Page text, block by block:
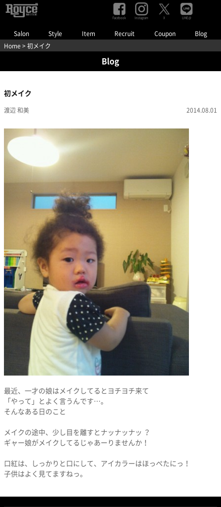
Salon Style Item Recruit Coupon Blog
Facebook Instagram X LINE@
Home > 初メイク
Blog
初メイク
渡辺 和美 2014.08.01
最近、一才の娘はメイクしてるとヨチヨチ来て
「やって」とよく言うんです…。
そんなある日のこと
メイクの途中、少し目を離すとナッナッナッ ？
ギャー娘がメイクしてるじゃあーりませんか！
口紅は、しっかりと口にして、アイカラーはほっぺたにっ！
子供はよく見てますねっ。